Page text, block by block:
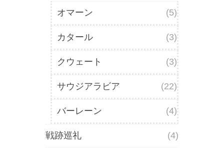
オマーン (5)
カタール (3)
クウェート (3)
サウジアラビア (22)
バーレーン (4)
戦跡巡礼 (4)